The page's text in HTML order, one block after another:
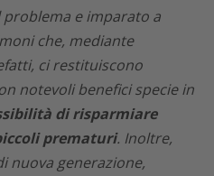
e imparato a
che, mediante
, ci restituiscono
notevoli benefici specie in
di risparmiare
prematuri. Inoltre,
nuova generazione,